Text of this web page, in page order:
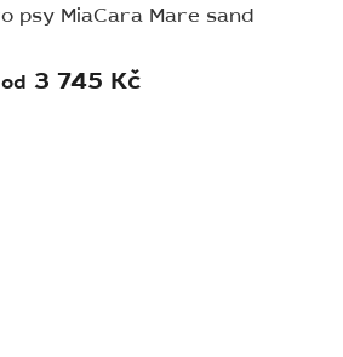
psy MiaCara Mare sand
od 3 745 Kč